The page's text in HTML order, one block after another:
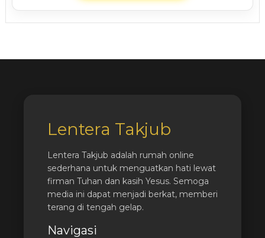
Lentera Takjub
Lentera Takjub adalah rumah online
sederhana untuk menguatkan hati lewat
firman Tuhan dan kasih Yesus. Semoga
media ini dapat menjadi berkat, memberi
terang di tengah gelap.
Navigasi